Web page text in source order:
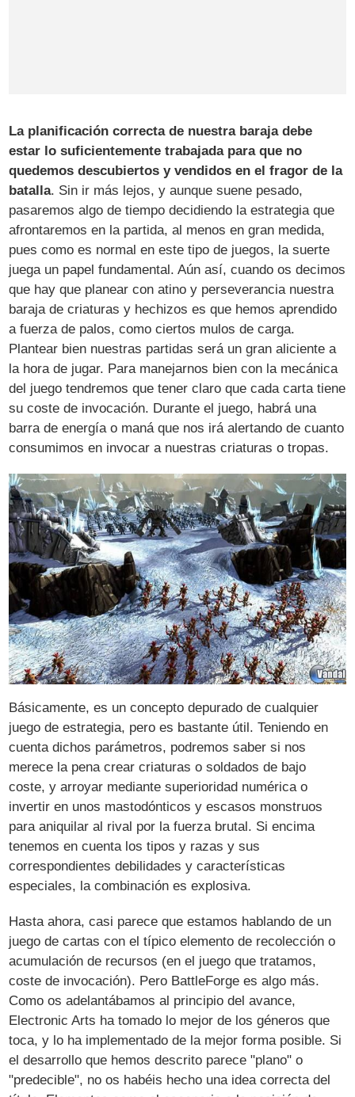
La planificación correcta de nuestra baraja debe
estar lo suficientemente trabajada para que no
quedemos descubiertos y vendidos en el fragor de la
batalla. Sin ir más lejos, y aunque suene pesado,
pasaremos algo de tiempo decidiendo la estrategia que
afrontaremos en la partida, al menos en gran medida,
pues como es normal en este tipo de juegos, la suerte
juega un papel fundamental. Aún así, cuando os decimos
que hay que planear con atino y perseverancia nuestra
baraja de criaturas y hechizos es que hemos aprendido
a fuerza de palos, como ciertos mulos de carga.
Plantear bien nuestras partidas será un gran aliciente a
la hora de jugar. Para manejarnos bien con la mecánica
del juego tendremos que tener claro que cada carta tiene
su coste de invocación. Durante el juego, habrá una
barra de energía o maná que nos irá alertando de cuanto
consumimos en invocar a nuestras criaturas o tropas.
Básicamente, es un concepto depurado de cualquier
juego de estrategia, pero es bastante útil. Teniendo en
cuenta dichos parámetros, podremos saber si nos
merece la pena crear criaturas o soldados de bajo
coste, y arroyar mediante superioridad numérica o
invertir en unos mastodónticos y escasos monstruos
para aniquilar al rival por la fuerza brutal. Si encima
tenemos en cuenta los tipos y razas y sus
correspondientes debilidades y características
especiales, la combinación es explosiva.
Hasta ahora, casi parece que estamos hablando de un
juego de cartas con el típico elemento de recolección o
acumulación de recursos (en el juego que tratamos,
coste de invocación). Pero BattleForge es algo más.
Como os adelantábamos al principio del avance,
Electronic Arts ha tomado lo mejor de los géneros que
toca, y lo ha implementado de la mejor forma posible. Si
el desarrollo que hemos descrito parece "plano" o
"predecible", no os habéis hecho una idea correcta del